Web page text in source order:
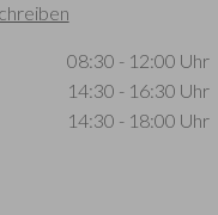
08:30 - 12:00 Uhr
14:30 - 16:30 Uhr
14:30 - 18:00 Uhr